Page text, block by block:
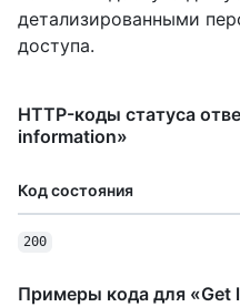
детализированными
доступа.
HTTP-коды статуса
information»
Код состояния
200
Примеры кода для «Get